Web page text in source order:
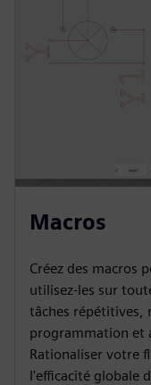
Macros
Créez des macros
utilisez-les sur
tâches répétitives,
programmation et
Rationaliser votre
l'efficacité globale